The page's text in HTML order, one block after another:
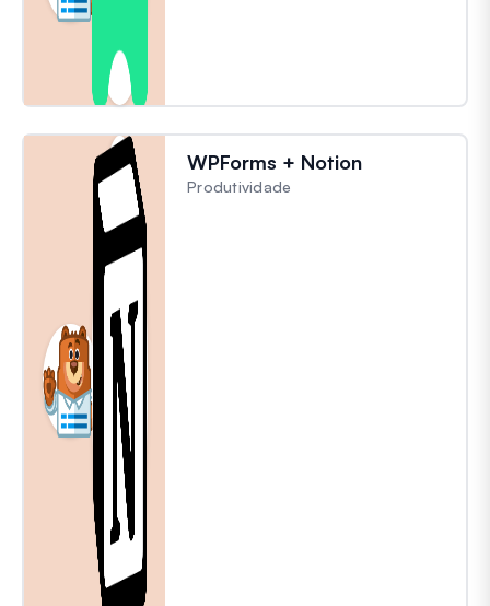
WPForms + Notion
Produtividade